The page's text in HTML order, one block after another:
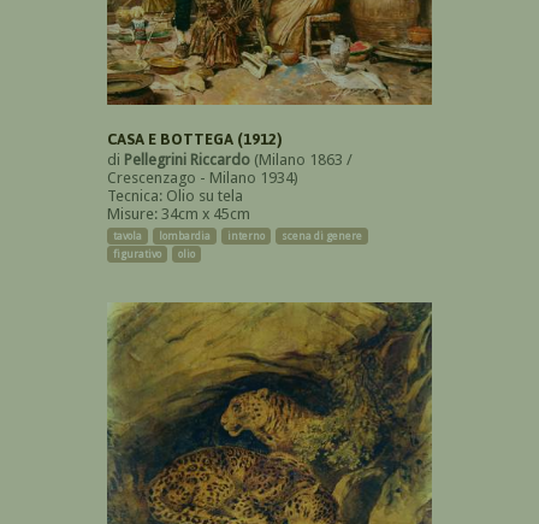
CASA E BOTTEGA (1912)
di Pellegrini Riccardo (Milano 1863 /
Crescenzago - Milano 1934)
Tecnica: Olio su tela
Misure: 34cm x 45cm
tavola lombardia interno
scena di genere
figurativo
olio